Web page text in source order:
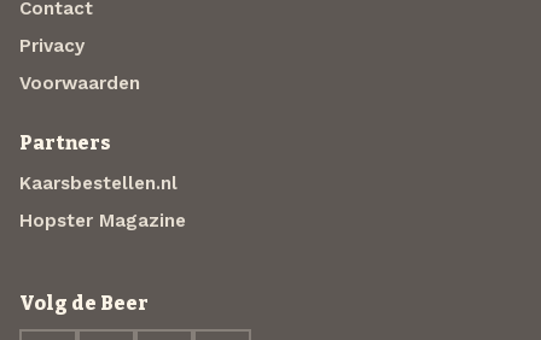
Contact
Privacy
Voorwaarden
Partners
Kaarsbestellen.nl
Hopster Magazine
Volg de Beer